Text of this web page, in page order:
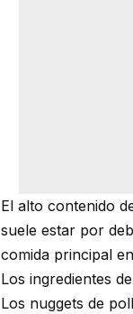
El alto contenido
suele estar por
comida principal
Los ingredientes
Los nuggets de